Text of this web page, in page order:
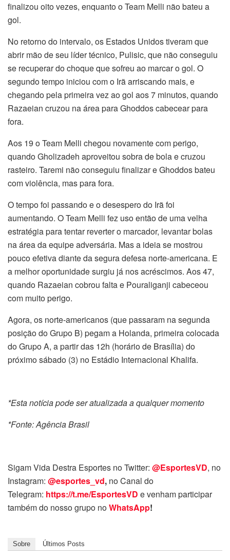
finalizou oito vezes, enquanto o Team Melli não bateu a
gol.
No retorno do intervalo, os Estados Unidos tiveram que
abrir mão de seu líder técnico, Pulisic, que não conseguiu
se recuperar do choque que sofreu ao marcar o gol. O
segundo tempo iniciou com o Irã arriscando mais, e
chegando pela primeira vez ao gol aos 7 minutos, quando
Razaeian cruzou na área para Ghoddos cabecear para
fora.
Aos 19 o Team Melli chegou novamente com perigo,
quando Gholizadeh aproveitou sobra de bola e cruzou
rasteiro. Taremi não conseguiu finalizar e Ghoddos bateu
com violência, mas para fora.
O tempo foi passando e o desespero do Irã foi
aumentando. O Team Melli fez uso então de uma velha
estratégia para tentar reverter o marcador, levantar bolas
na área da equipe adversária. Mas a ideia se mostrou
pouco efetiva diante da segura defesa norte-americana. E
a melhor oportunidade surgiu já nos acréscimos. Aos 47,
quando Razaeian cobrou falta e Pouraliganji cabeceou
com muito perigo.
Agora, os norte-americanos (que passaram na segunda
posição do Grupo B) pegam a Holanda, primeira colocada
do Grupo A, a partir das 12h (horário de Brasília) do
próximo sábado (3) no Estádio Internacional Khalifa.
*Esta notícia pode ser atualizada a qualquer momento
*Fonte: Agência Brasil
Sigam Vida Destra Esportes no Twitter: @EsportesVD, no
Instagram: @esportes_vd, no Canal do
Telegram: https://t.me/EsportesVD e venham participar
também do nosso grupo noWhatsApp!
Sobre Últimos Posts